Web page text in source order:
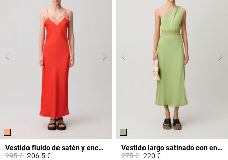
Vestido fluido de satén y encaje
Price reduced from
295 €to206.5 €
Vestido largo satinado con encaje
Price reduced from
275 €to220 €